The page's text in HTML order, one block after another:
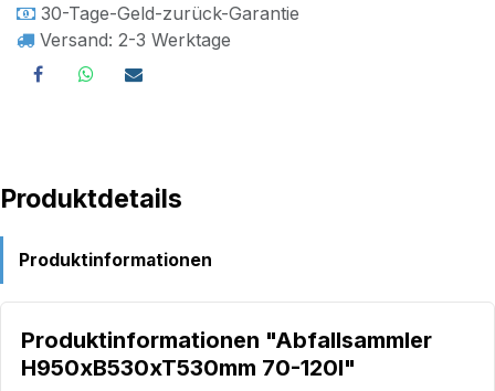
30-Tage-Geld-zurück-Garantie
Versand: 2-3 Werktage
Produktdetails
Produktinformationen
Produktinformationen "Abfallsammler
H950xB530xT530mm 70-120l"